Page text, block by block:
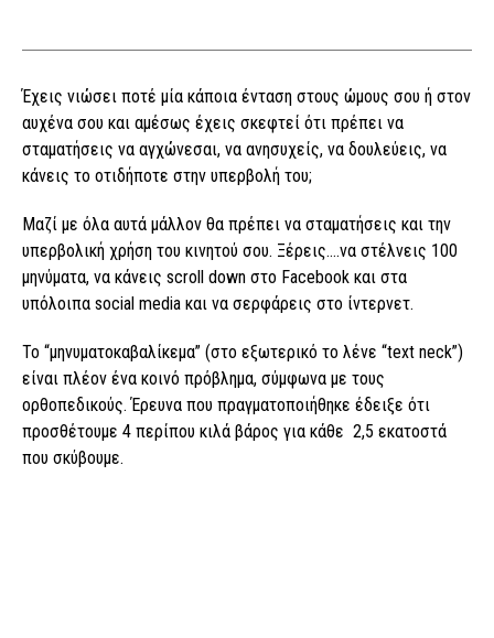
Έχεις νιώσει ποτέ μία κάποια ένταση στους ώμους σου ή στον
αυχένα σου και αμέσως έχεις σκεφτεί ότι πρέπει να
σταματήσεις να αγχώνεσαι, να ανησυχείς, να δουλεύεις, να
κάνεις το οτιδήποτε στην υπερβολή του;
Μαζί με όλα αυτά μάλλον θα πρέπει να σταματήσεις και την
υπερβολική χρήση του κινητού σου. Ξέρεις….να στέλνεις 100
μηνύματα, να κάνεις scroll down στο Facebook και στα
υπόλοιπα social media και να σερφάρεις στο ίντερνετ.
Το “μηνυματοκαβαλίκεμα” (στο εξωτερικό το λένε “text neck”)
είναι πλέον ένα κοινό πρόβλημα, σύμφωνα με τους
ορθοπεδικούς. Έρευνα που πραγματοποιήθηκε έδειξε ότι
προσθέτουμε 4 περίπου κιλά βάρος για κάθε 2,5 εκατοστά
που σκύβουμε.